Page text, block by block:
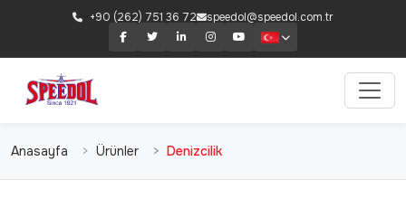
+90 (262) 751 36 72 speedol@speedol.com.tr
Anasayfa Ürünler Denizcilik